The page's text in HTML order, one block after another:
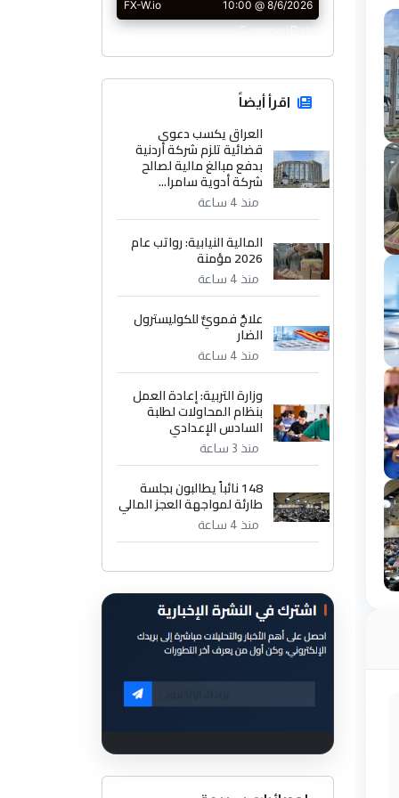
CurrencyRate
اقرأ أيضاً
العراق يكسب دعوى
قضائية تلزم شركة أردنية
بدفع مبالغ مالية لصالح
شركة أدوية سامرا...
منذ 4 ساعة
المالية النيابية: رواتب عام
2026 مؤمنة
منذ 4 ساعة
علاجٌ فمويٌّ للكوليسترول
الضار
منذ 4 ساعة
وزارة التربية: إعادة العمل
بنظام المحاولات لطلبة
السادس الإعدادي
منذ 3 ساعة
148 نائباً يطالبون بجلسة
طارئة لمواجهة العجز المالي
منذ 4 ساعة